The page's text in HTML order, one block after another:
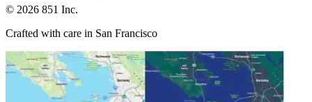
© 2026 851 Inc.
Crafted with care in San Francisco